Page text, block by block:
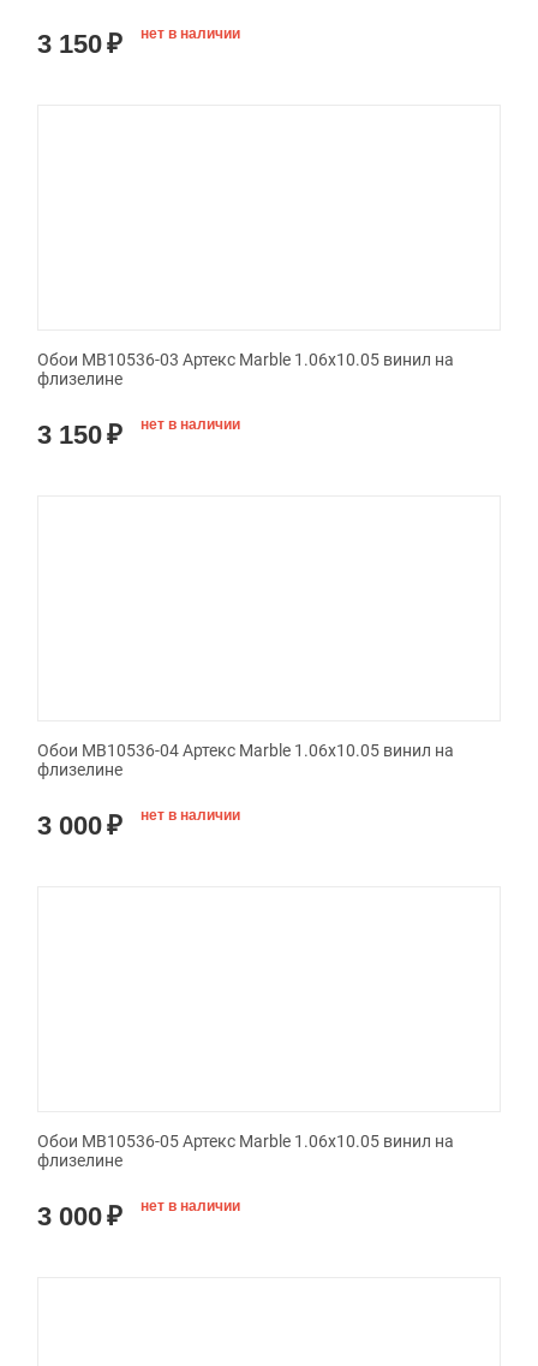
3 150₽ нет в наличии
Обои MB10536-03 Артекс Marble 1.06x10.05 винил на
флизелине
3 150₽ нет в наличии
Обои MB10536-04 Артекс Marble 1.06x10.05 винил на
флизелине
3 000₽ нет в наличии
Обои MB10536-05 Артекс Marble 1.06x10.05 винил на
флизелине
3 000₽ нет в наличии